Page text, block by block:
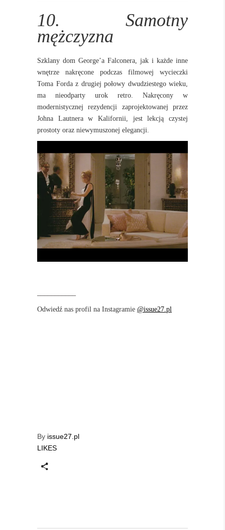
10. Samotny
mężczyzna
Szklany dom George’a Falconera, jak i każde inne
wnętrze nakręcone podczas filmowej wycieczki
Toma Forda z drugiej połowy dwudziestego wieku,
ma nieodparty urok retro. Nakręcony w
modernistycznej rezydencji zaprojektowanej przez
Johna Lautnera w Kalifornii, jest lekcją czystej
prostoty oraz niewymuszonej elegancji.
Odwiedź nas profil na Instagramie @issue27.pl
By issue27.pl
LIKES